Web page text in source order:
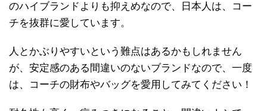
のハイブランドよりも抑えめなので、日本人は、コー
チを抜群に愛しています。
人とかぶりやすいという難点はあるかもしれません
が、安定感のある間違いのないブランドなので、一度
は、コーチの財布やバッグを愛用してみてください！